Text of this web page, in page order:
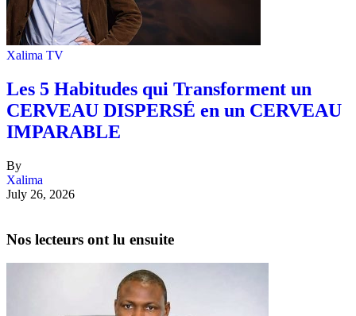
Xalima TV
Les 5 Habitudes qui Transforment un
CERVEAU DISPERSÉ en un CERVEAU
IMPARABLE
By
Xalima
July 26, 2026
Nos lecteurs ont lu ensuite